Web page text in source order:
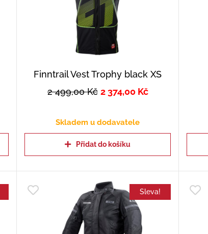
Finntrail Vest Trophy black XS
2 499,00Kč 2 374,00 Kč
Skladem u dodavatele
Přidat do košíku
Sleva!